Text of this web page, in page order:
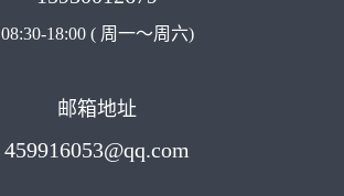
08:30-18:00 ( 周一～周六)
邮箱地址
459916053@qq.com